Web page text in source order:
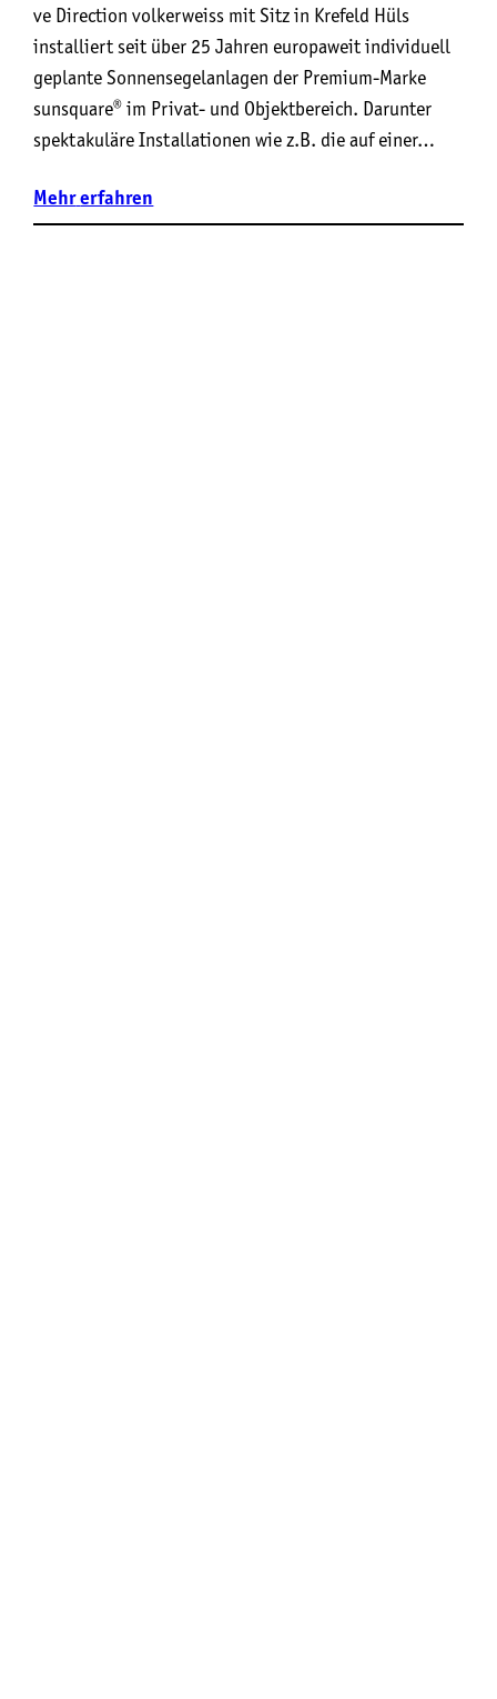
ve Direction vol­ker­weiss mit Sitz in Kre­feld Hüls
instal­liert seit über 25 Jah­ren euro­pa­weit indi­vi­du­ell
geplan­te Son­nen­se­gel­an­la­gen der Pre­mi­um-Mar­ke
suns­qua­re® im Pri­vat- und Objekt­be­reich. Dar­un­ter
spek­ta­ku­lä­re Instal­la­tio­nen wie z.B. die auf einer…
Mehrerfahren